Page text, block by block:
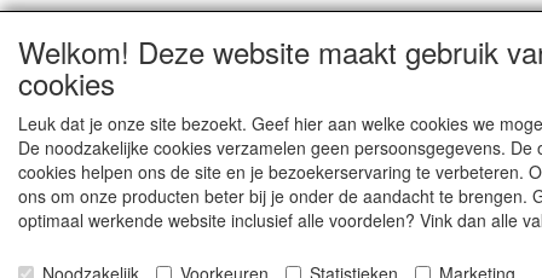
Welkom! Deze website maakt gebruik
cookies
Leuk dat je onze site bezoekt. Geef hier aan welke cookies we
De noodzakelijke cookies verzamelen geen persoonsgegevens. De
cookies helpen ons de site en je bezoekerservaring te verbeteren.
ons om onze producten beter bij je onder de aandacht te brengen.
optimaal werkende website inclusief alle voordelen? Vink dan alle
Noodzakelijk Voorkeuren Statistieken Marketing